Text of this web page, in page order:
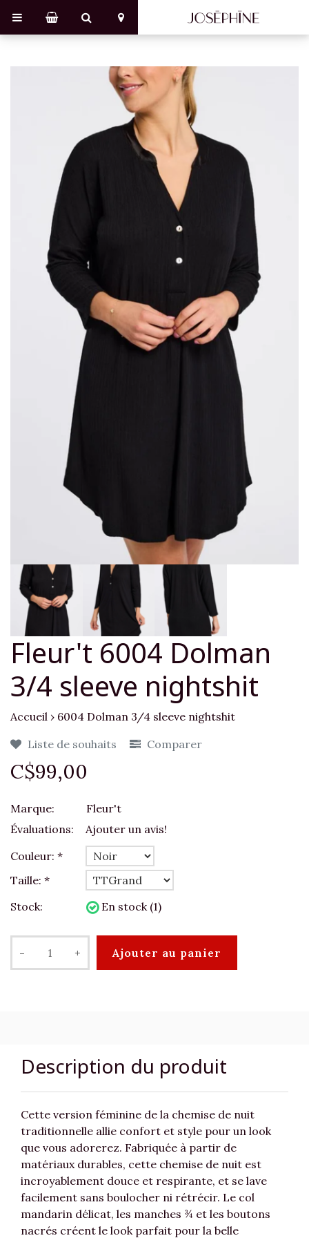
Fleur't 6004 Dolman
3/4 sleeve nightshit
Accueil › 6004 Dolman 3/4 sleeve nightshit
Liste de souhaits
Comparer
C$99,00
Marque:
Fleur't
Évaluations:
Ajouter un avis!
Couleur: *
Taille: *
Stock:
En stock (1)
- + Ajouter au panier
Description du produit
Cette version féminine de la chemise de nuit
traditionnelle allie confort et style pour un look
que vous adorerez. Fabriquée à partir de
matériaux durables, cette chemise de nuit est
incroyablement douce et respirante, et se lave
facilement sans boulocher ni rétrécir. Le col
mandarin délicat, les manches ¾ et les boutons
nacrés créent le look parfait pour la belle